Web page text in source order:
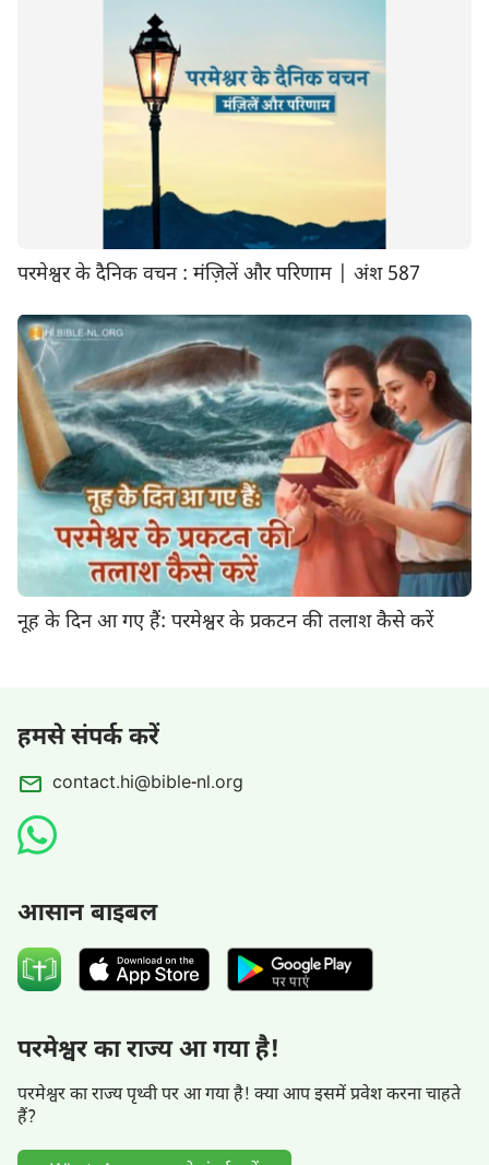
परमेश्वर के दैनिक वचन : मंज़िलें और परिणाम | अंश 587
नूह के दिन आ गए हैं: परमेश्वर के प्रकटन की तलाश कैसे करें
हमसे संपर्क करें
contact.hi@bible-nl.org
आसान बाइबल
परमेश्वर का राज्य आ गया है!
परमेश्वर का राज्य पृथ्वी पर आ गया है! क्या आप इसमें प्रवेश करना चाहते
हैं?